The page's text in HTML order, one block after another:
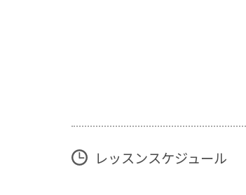
レッスンスケジュール